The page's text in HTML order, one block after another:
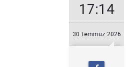
17:14
30 Temmuz 2026